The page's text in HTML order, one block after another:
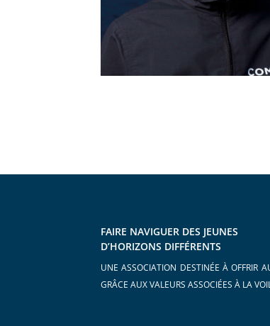
FAIRE NAVIGUER DES JEUNES
D’HORIZONS DIFFÉRENTS
UNE ASSOCIATION DESTINÉE À OFFRIR
GRÂCE AUX VALEURS ASSOCIÉES À LA